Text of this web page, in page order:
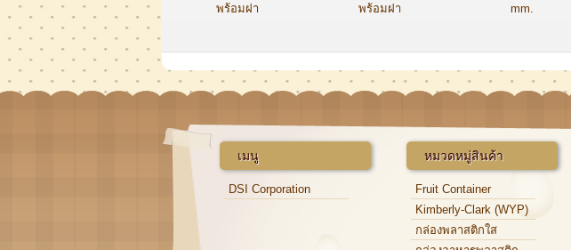
พร้อมฝา
พร้อมฝา
mm.
เมนู
DSI Corporation
หมวดหมู่สินค้า
Fruit Container
Kimberly-Clark (WYP)
กล่องพลาสติกใส